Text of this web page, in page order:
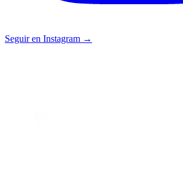
Seguir en Instagram →